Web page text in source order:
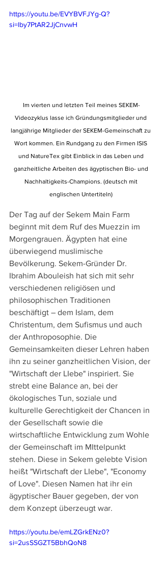
https://youtu.be/EVYBVFJYg-Q?
si=lby7PtAR2JjCnvwH
Im vierten und letzten Teil meines SEKEM-
Videozyklus lasse ich Gründungsmitglieder und
langjährige Mitglieder der SEKEM-Gemeinschaft zu
Wort kommen. Ein Rundgang zu den Firmen ISIS
und NatureTex gibt Einblick in das Leben und
ganzheitliche Arbeiten des ägyptischen Bio- und
Nachhaltigkeits-Champions. (deutsch mit
englischen Untertiteln)
Der Tag auf der Sekem Main Farm
beginnt mit dem Ruf des Muezzin im
Morgengrauen. Ägypten hat eine
überwiegend muslimische
Bevölkerung. Sekem-Gründer Dr.
Ibrahim Abouleish hat sich mit sehr
verschiedenen religiösen und
philosophischen Traditionen
beschäftigt – dem Islam, dem
Christentum, dem Sufismus und auch
der Anthroposophie. Die
Gemeinsamkeiten dieser Lehren haben
ihn zu seiner ganzheitlichen Vision, der
"Wirtschaft der LIebe" inspiriert. Sie
strebt eine Balance an, bei der
ökologisches Tun, soziale und
kulturelle Gerechtigkeit der Chancen in
der Gesellschaft sowie die
wirtschaftliche Entwicklung zum Wohle
der Gemeinschaft im MIttelpunkt
stehen. Diese in Sekem gelebte Vision
heißt "Wirtschaft der LIebe", "Economy
of Love". Diesen Namen hat ihr ein
ägyptischer Bauer gegeben, der von
dem Konzept überzeugt war.
https://youtu.be/emLZGrkENz0?
si=2usSSGZT5BbhQoN8